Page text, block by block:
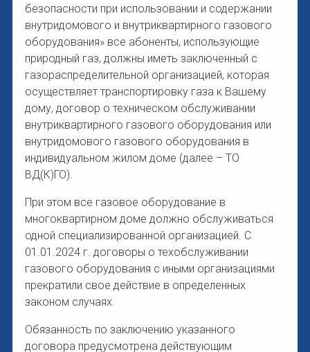
безопасности при использовании и содержании
внутридомового и внутриквартирного газового
оборудования» все абоненты, использующие
природный газ, должны иметь заключенный с
газораспределительной организацией, которая
осуществляет транспортировку газа к Вашему
дому, договор о техническом обслуживании
внутриквартирного газового оборудования или
внутридомового газового оборудования в
индивидуальном жилом доме (далее – ТО
ВД(К)ГО).
При этом все газовое оборудование в
многоквартирном доме должно обслуживаться
одной специализированной организацией. С
01.01.2024 г. договоры о техобслуживании
газового оборудования с иными организациями
прекратили свое действие в определенных
законом случаях.
Обязанность по заключению указанного
договора предусмотрена действующим